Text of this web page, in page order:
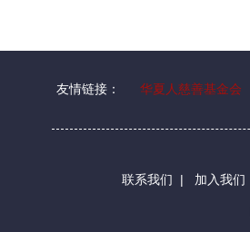
友情链接： 华夏人慈善基金会
联系我们 | 加入我们